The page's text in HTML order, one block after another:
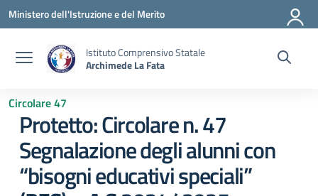
Vai ai contenuti
Vai al menu di navigazione
Vai al footer
Ministero dell'Istruzione e del Merito
Istituto Comprensivo Statale
Archimede La Fata
Circolare 47
Protetto: Circolare n. 47
Segnalazione degli alunni con
“bisogni educativi speciali”